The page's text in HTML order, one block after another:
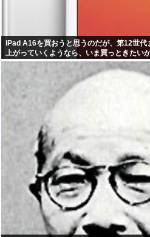
iPad A16を買おうと思うのだが、第12世代
上がっていくようなら、いま買っときたい